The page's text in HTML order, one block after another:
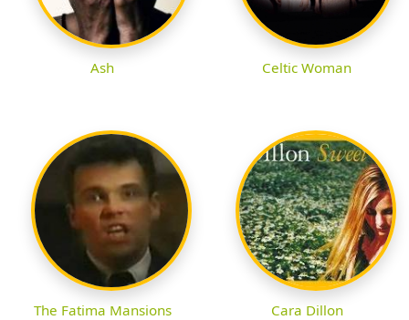
Ash Celtic Woman
The Fatima Mansions Cara Dillon